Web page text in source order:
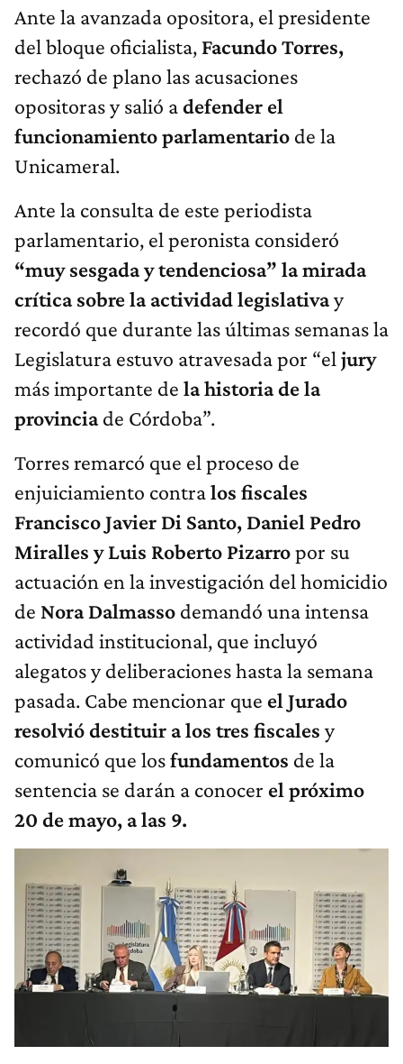
Ante la avanzada opositora, el presidente
del bloque oficialista, Facundo Torres,
rechazó de plano las acusaciones
opositoras y salió adefender el
funcionamiento parlamentario de la
Unicameral.
Ante la consulta de este periodista
parlamentario, el peronista consideró
“muy sesgada y tendenciosa” la mirada
crítica sobre la actividad legislativay
recordó que durante las últimas semanas la
Legislatura estuvo atravesada por “el jury
más importante de la historia de la
provinciade Córdoba”.
Torres remarcó que el proceso de
enjuiciamiento contralos fiscales
Francisco Javier Di Santo, Daniel Pedro
Miralles y Luis Roberto Pizarropor su
actuación en la investigación del homicidio
de Nora Dalmasso demandó una intensa
actividad institucional, que incluyó
alegatos y deliberaciones hasta la semana
pasada. Cabe mencionar que el Jurado
resolvió destituir a los tres fiscales y
comunicó que losfundamentos de la
sentencia se darán a conocer el próximo
20 de mayo, a las 9.